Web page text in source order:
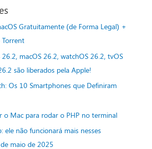
Gratuitamente (de Forma Legal) +
Torrent
26.2, macOS 26.2, watchOS 26.2, tvOS
são liberados pela Apple!
Os 10 Smartphones que Definiram
o Mac para rodar o PHP no terminal
ele não funcionará mais nesses
maio de 2025